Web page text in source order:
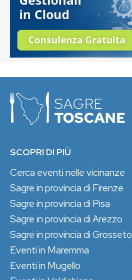
SCOPRI DI PIÙ
Cerca eventi nelle vicinanze
Sagre in provincia di Firenze
Sagre in provincia di Pisa
Sagre in provincia di Arezzo
Sagre in provincia di Grosseto
Eventi in Maremma
Eventi in Mugello